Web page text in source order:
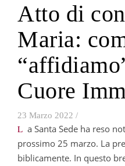
Atto di
Maria:
Cuore
23 Marzo 2022 /
La Santa Sede ha reso noto il testo della consacrazione solenne che il Santo Padre Francesco pronuncerà il
prossimo 25 marzo. La
biblicamente. In questo